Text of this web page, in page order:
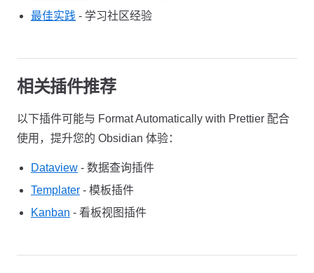
最佳实践 - 学习社区经验
相关插件推荐
以下插件可能与 Format Automatically with Prettier 配合
使用，提升您的 Obsidian 体验：
Dataview - 数据查询插件
Templater - 模板插件
Kanban - 看板视图插件